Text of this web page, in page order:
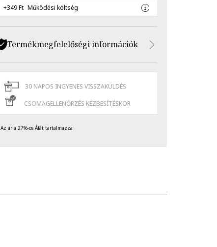
+349 Ft Működési költség
Termékmegfelelőségi információk
30 NAPOS INGYENES VISSZAKÜLDÉS
CSOMAGELLENŐRZÉS KÉZBESÍTÉSKOR
Az ár a 27%-os Áfát tartalmazza